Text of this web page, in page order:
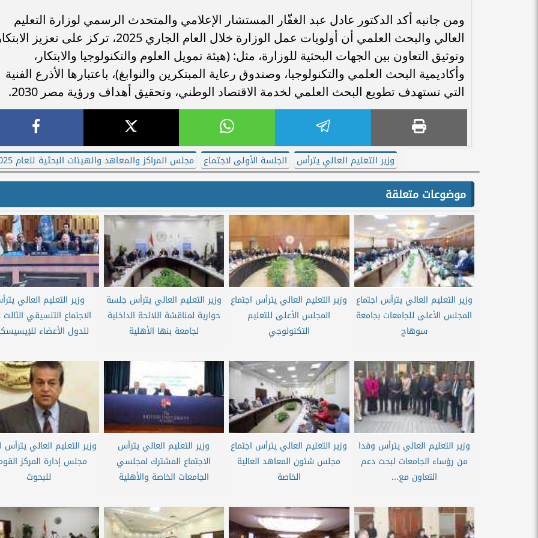
ومن جانبه أكد الدكتور عادل عبد الغفّار المستشار الإعلامي والمتحدث الرسمي لوزارة التعليم
العالي والبحث العلمي أن أولويات عمل الوزارة خلال العام الجاري 2025، تركز على تعزيز
وتوثيق التعاون بين الجهات البحثية للوزارة، مثل: (هيئة تمويل العلوم والتكنولوجيا والابتكار،
وأكاديمية البحث العلمي والتكنولوجيا، وصندوق رعاية المبتكرين والنوابغ)، باعتبارها الأذرع الفنية
التي تستهدف تطويع البحث العلمي لخدمة الاقتصاد الوطني، وتحقيق أهداف ورؤية مصر 2030.
وزير التعليم العالي يترأس الجلسة الأولى لاجتماع مجلس المراكز والمعاهد والهيئات البحثية للعام 2025
موضوعات متعلقة
وزير التعليم العالي يترأس اجتماع
المجلس الأعلى للجامعات بجامعة
سوهاج
وزير التعليم العالي يترأس اجتماع
المجلس الأعلى للتعليم
التكنولوجي
وزير التعليم العالي يترأس جلسة
حوارية لمناقشة اللائحة الداخلية
لجامعة بنها الأهلية
وزير التعليم العالي
الاجتماع التنسيقي
للدول الأعضاء
وزير التعليم العالي يترأس وفدا
من رؤساء الجامعات لبحث دعم
التعاون مع...
وزير التعليم العالي يترأس اجتماع
مجلس شئون المعاهد العالية
الخاصة
وزير التعليم العالي يترأس
الاجتماع المشترك لمجلسي
الجامعات الخاصة والأهلية
وزير التعليم العالي يترأس
مجلس إدارة المركز
للبحوث